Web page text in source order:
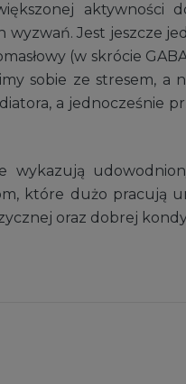
aktywności
Jest jeszcze
(w skrócie
sobie ze stresem, a
a jednocześnie
wykazują
które dużo pracują
oraz dobrej